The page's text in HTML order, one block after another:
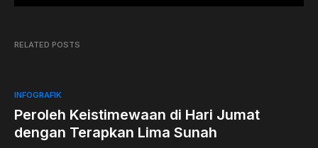
RELATED POSTS
1
INFOGRAFIK
Peroleh Keistimewaan di Hari Jumat
dengan Terapkan Lima Sunah